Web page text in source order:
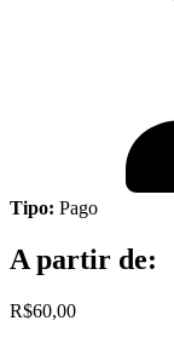
Tipo: Pago
A partir de:
R$60,00